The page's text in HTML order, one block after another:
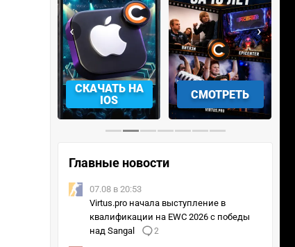
НА
СМОТРЕТЬ УЧАСТВОВАТЬ
‹ ›
Главные новости
07.08 в 20:53
Virtus.pro начала выступление в
квалификации на EWC 2026 с победы
над Sangal
2